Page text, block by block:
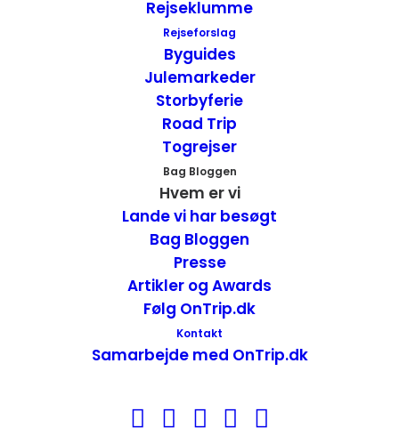
Rejseklumme
Rejseforslag
Byguides
Julemarkeder
Storbyferie
Road Trip
Togrejser
Bag Bloggen
Hvem er vi
Lande vi har besøgt
Bag Bloggen
Presse
Artikler og Awards
Følg OnTrip.dk
Kontakt
Samarbejde med OnTrip.dk
Annette Seier JohansenFacebook
Skriver indlæggene på bloggen.
Har styr på økonomien.
Laver research til og på vores rejser.
Har altid et forslag til en aktivitet.
Har besøgt næsten 79 landeog 6
Tore SeierFacebook–X
Altid styr på tidspunkter på vores rejser.